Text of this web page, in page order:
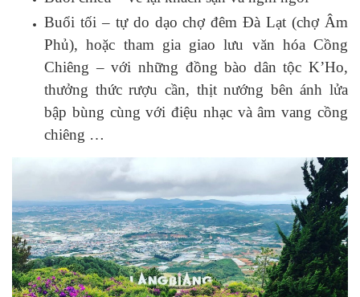
Buổi tối – tự do dạo chợ đêm Đà Lạt (chợ Âm
Phủ), hoặc tham gia giao lưu văn hóa Cồng
Chiêng – với những đồng bào dân tộc K’Ho,
thưởng thức rượu cần, thịt nướng bên ánh lửa
bập bùng cùng với điệu nhạc và âm vang cồng
chiêng …